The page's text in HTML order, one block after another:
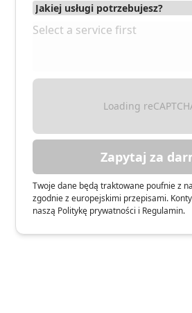
Loading
Zapytaj za
Twoje dane będą traktowane poufnie z
zgodnie z europejskimi przepisami.
naszą Politykę prywatności i Regulamin.